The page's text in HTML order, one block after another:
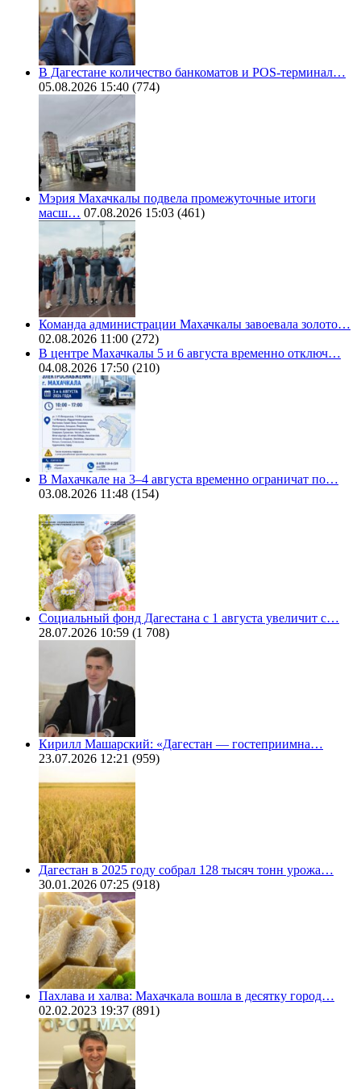
В Дагестане количество банкоматов и POS-терминал…
05.08.2026 15:40 (774)
Мэрия Махачкалы подвела промежуточные итоги
масш… 07.08.2026 15:03 (461)
Команда администрации Махачкалы завоевала золото…
02.08.2026 11:00 (272)
В центре Махачкалы 5 и 6 августа временно отключ…
04.08.2026 17:50 (210)
В Махачкале на 3–4 августа временно ограничат по…
03.08.2026 11:48 (154)
Социальный фонд Дагестана с 1 августа увеличит с…
28.07.2026 10:59 (1 708)
Кирилл Машарский: «Дагестан — гостеприимна…
23.07.2026 12:21 (959)
Дагестан в 2025 году собрал 128 тысяч тонн урожа…
30.01.2026 07:25 (918)
Пахлава и халва: Махачкала вошла в десятку город…
02.02.2023 19:37 (891)